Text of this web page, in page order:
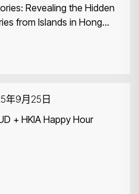
Revealing the Hidden
in Hong
年9月25日
+ HKIA Happy Hour